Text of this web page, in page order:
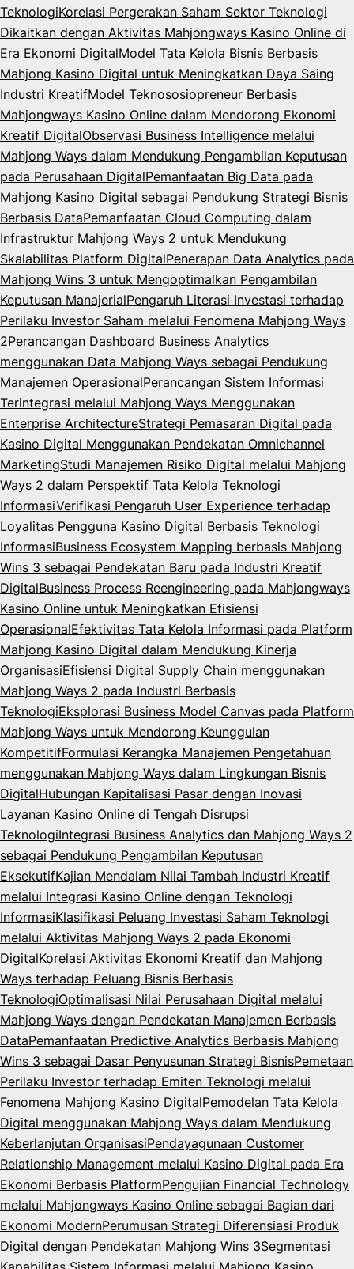
TeknologiKorelasi Pergerakan Saham Sektor Teknologi
Dikaitkan dengan Aktivitas Mahjongways Kasino Online di
Era Ekonomi DigitalModel Tata Kelola Bisnis Berbasis
Mahjong Kasino Digital untuk Meningkatkan Daya Saing
Industri KreatifModel Teknososiopreneur Berbasis
Mahjongways Kasino Online dalam Mendorong Ekonomi
Kreatif DigitalObservasi Business Intelligence melalui
Mahjong Ways dalam Mendukung Pengambilan Keputusan
pada Perusahaan DigitalPemanfaatan Big Data pada
Mahjong Kasino Digital sebagai Pendukung Strategi Bisnis
Berbasis DataPemanfaatan Cloud Computing dalam
Infrastruktur Mahjong Ways 2 untuk Mendukung
Skalabilitas Platform DigitalPenerapan Data Analytics pada
Mahjong Wins 3 untuk Mengoptimalkan Pengambilan
Keputusan ManajerialPengaruh Literasi Investasi terhadap
Perilaku Investor Saham melalui Fenomena Mahjong Ways
2Perancangan Dashboard Business Analytics
menggunakan Data Mahjong Ways sebagai Pendukung
Manajemen OperasionalPerancangan Sistem Informasi
Terintegrasi melalui Mahjong Ways Menggunakan
Enterprise ArchitectureStrategi Pemasaran Digital pada
Kasino Digital Menggunakan Pendekatan Omnichannel
MarketingStudi Manajemen Risiko Digital melalui Mahjong
Ways 2 dalam Perspektif Tata Kelola Teknologi
InformasiVerifikasi Pengaruh User Experience terhadap
Loyalitas Pengguna Kasino Digital Berbasis Teknologi
InformasiBusiness Ecosystem Mapping berbasis Mahjong
Wins 3 sebagai Pendekatan Baru pada Industri Kreatif
DigitalBusiness Process Reengineering pada Mahjongways
Kasino Online untuk Meningkatkan Efisiensi
OperasionalEfektivitas Tata Kelola Informasi pada Platform
Mahjong Kasino Digital dalam Mendukung Kinerja
OrganisasiEfisiensi Digital Supply Chain menggunakan
Mahjong Ways 2 pada Industri Berbasis
TeknologiEksplorasi Business Model Canvas pada Platform
Mahjong Ways untuk Mendorong Keunggulan
KompetitifFormulasi Kerangka Manajemen Pengetahuan
menggunakan Mahjong Ways dalam Lingkungan Bisnis
DigitalHubungan Kapitalisasi Pasar dengan Inovasi
Layanan Kasino Online di Tengah Disrupsi
TeknologiIntegrasi Business Analytics dan Mahjong Ways 2
sebagai Pendukung Pengambilan Keputusan
EksekutifKajian Mendalam Nilai Tambah Industri Kreatif
melalui Integrasi Kasino Online dengan Teknologi
InformasiKlasifikasi Peluang Investasi Saham Teknologi
melalui Aktivitas Mahjong Ways 2 pada Ekonomi
DigitalKorelasi Aktivitas Ekonomi Kreatif dan Mahjong
Ways terhadap Peluang Bisnis Berbasis
TeknologiOptimalisasi Nilai Perusahaan Digital melalui
Mahjong Ways dengan Pendekatan Manajemen Berbasis
DataPemanfaatan Predictive Analytics Berbasis Mahjong
Wins 3 sebagai Dasar Penyusunan Strategi BisnisPemetaan
Perilaku Investor terhadap Emiten Teknologi melalui
Fenomena Mahjong Kasino DigitalPemodelan Tata Kelola
Digital menggunakan Mahjong Ways dalam Mendukung
Keberlanjutan OrganisasiPendayagunaan Customer
Relationship Management melalui Kasino Digital pada Era
Ekonomi Berbasis PlatformPengujian Financial Technology
melalui Mahjongways Kasino Online sebagai Bagian dari
Ekonomi ModernPerumusan Strategi Diferensiasi Produk
Digital dengan Pendekatan Mahjong Wins 3Segmentasi